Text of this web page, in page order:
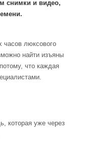
снимки и видео,
часов люксового
найти изъяны
что каждая
которая уже через